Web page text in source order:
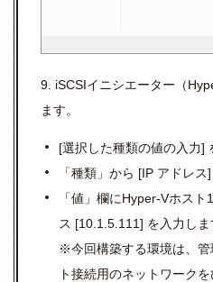
9. iSCSIイニシエーター（
ます。
[選択した種類の値の入力]
「種類」から [IP アドレス]
「値」欄にHyper-Vホスト 1
ス [10.1.5.111] を入力しま
※今回構築する環境は、管
ト接続用のネットワーク